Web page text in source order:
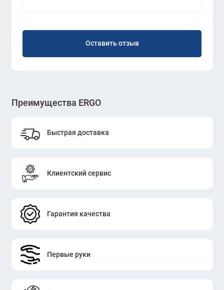
Оставить отзыв
Преимущества ERGO
Быстрая доставка
Клиентский сервис
Гарантия качества
Первые руки